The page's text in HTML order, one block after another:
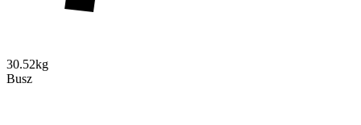
30.52kg
Busz